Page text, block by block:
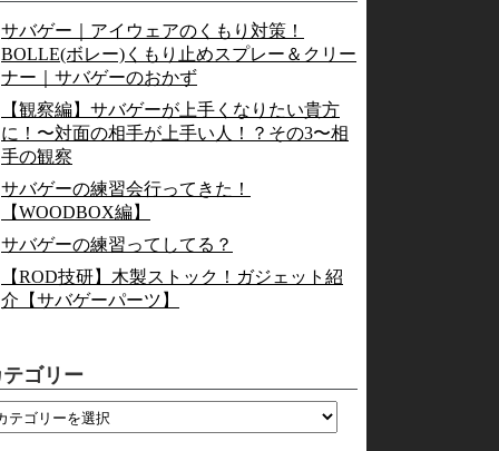
サバゲー｜アイウェアのくもり対策！
BOLLE(ボレー)くもり止めスプレー＆クリー
ナー｜サバゲーのおかず
【観察編】サバゲーが上手くなりたい貴方
に！〜対面の相手が上手い人！？その3〜相
手の観察
サバゲーの練習会行ってきた！
【WOODBOX編】
サバゲーの練習ってしてる？
【ROD技研】木製ストック！ガジェット紹
介【サバゲーパーツ】
ゴリー